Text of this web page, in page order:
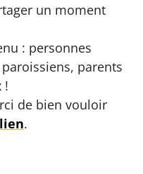
un moment
: personnes
parents
!
de bien vouloir
lien.